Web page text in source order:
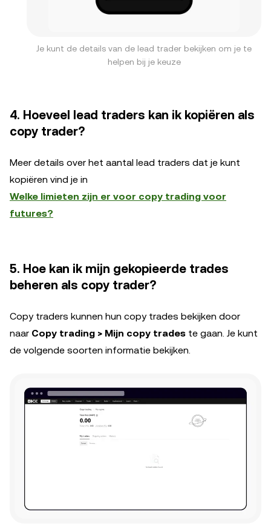
Je kunt de details van de lead trader bekijken om je te
helpen bij je keuze
4. Hoeveel lead traders kan ik kopiëren als
copy trader?
Meer details over het aantal lead traders dat je kunt
kopiëren vind je in
Welke limieten zijn er voor copy trading voor
futures?
5. Hoe kan ik mijn gekopieerde trades
beheren als copy trader?
Copy traders kunnen hun copy trades bekijken door
naar Copy trading > Mijn copy trades te gaan. Je kunt
de volgende soorten informatie bekijken.